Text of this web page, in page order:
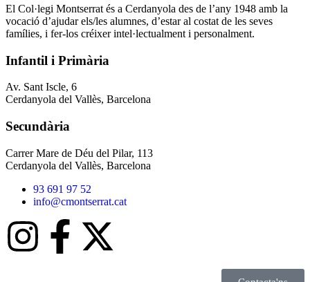
El Col·legi Montserrat és a Cerdanyola des de l’any 1948 amb la
vocació d’ajudar els/les alumnes, d’estar al costat de les seves
famílies, i fer-los créixer intel·lectualment i personalment.
Infantil i Primària
Av. Sant Iscle, 6
Cerdanyola del Vallès, Barcelona
Secundària
Carrer Mare de Déu del Pilar, 113
Cerdanyola del Vallès, Barcelona
93 691 97 52
info@cmontserrat.cat